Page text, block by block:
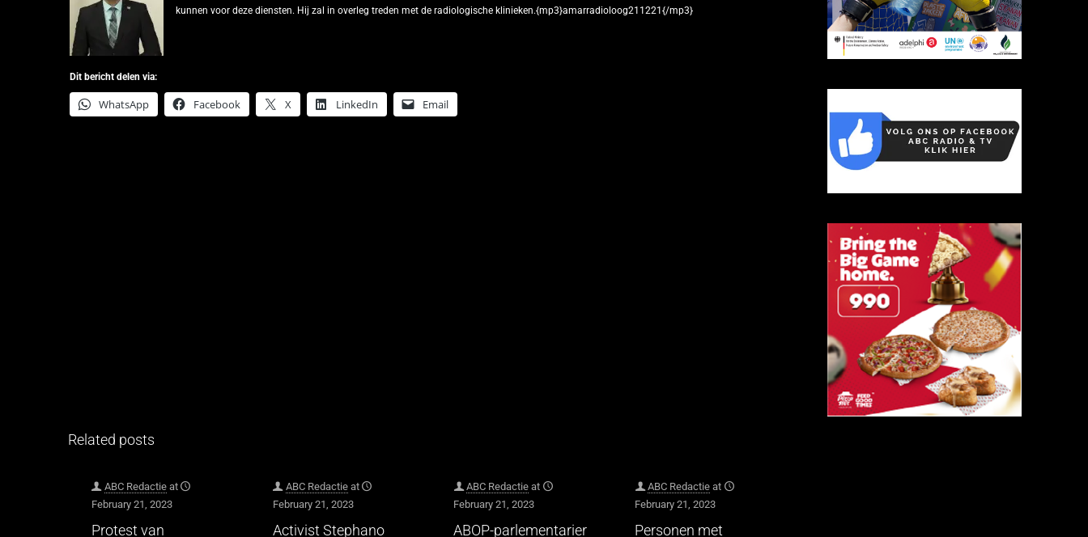
kunnen voor deze diensten. Hij zal in overleg treden met de radiologische klinieken.{mp3}amarradioloog211221{/mp3}
Dit bericht delen via:
WhatsApp Facebook X LinkedIn Email
Related posts
ABC Redactie at
February 21, 2023
Protest van
ABC Redactie at
February 21, 2023
Activist Stephano
ABC Redactie at
February 21, 2023
ABOP-parlementarier
ABC Redactie at
February 21, 2023
Personen met